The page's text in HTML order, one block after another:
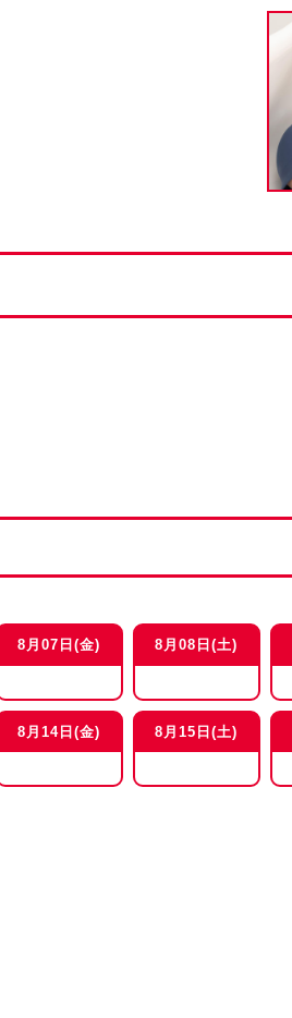
8月07日(金) 8月08日(土)
8月14日(金) 8月15日(土)